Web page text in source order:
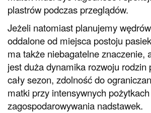
plastrów podczas przeglądów.
Jeżeli natomiast planujemy
oddalone od miejsca postoju
ma także niebagatelne znaczenie,
jest duża dynamika rozwoju rodzin
cały sezon, zdolność do
matki przy intensywnych
zagospodarowywania nadstawek.